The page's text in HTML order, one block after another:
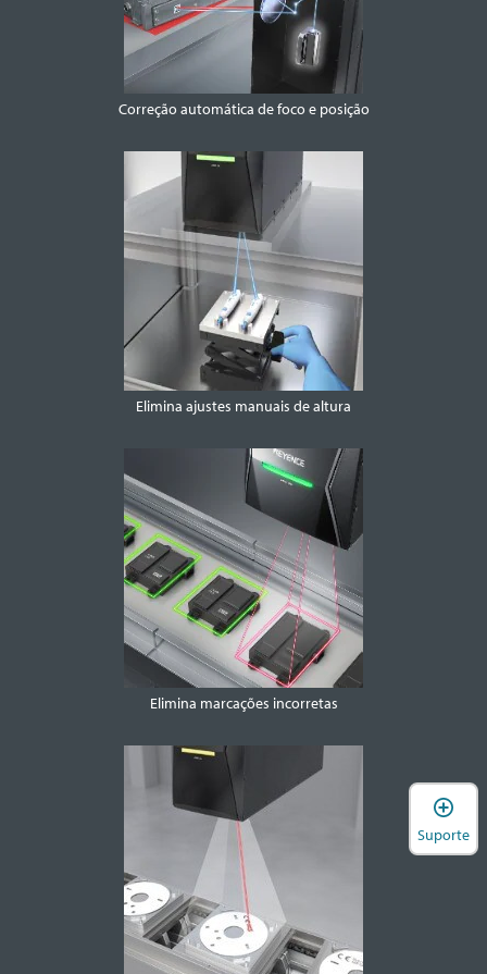
Correção automática de foco e posição
Elimina ajustes manuais de altura
Elimina marcações incorretas
Suporte